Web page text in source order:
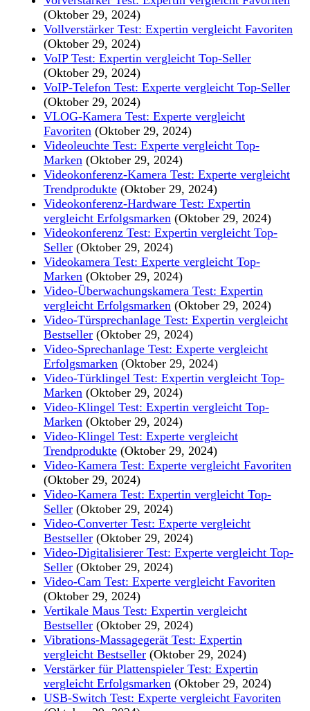
(Oktober 29, 2024)
Vollverstärker Test: Expertin vergleicht Favoriten
(Oktober 29, 2024)
VoIP Test: Expertin vergleicht Top-Seller
(Oktober 29, 2024)
VoIP-Telefon Test: Experte vergleicht Top-Seller
(Oktober 29, 2024)
VLOG-Kamera Test: Experte vergleicht
Favoriten (Oktober 29, 2024)
Videoleuchte Test: Experte vergleicht Top-
Marken (Oktober 29, 2024)
Videokonferenz-Kamera Test: Experte vergleicht
Trendprodukte (Oktober 29, 2024)
Videokonferenz-Hardware Test: Expertin
vergleicht Erfolgsmarken (Oktober 29, 2024)
Videokonferenz Test: Expertin vergleicht Top-
Seller (Oktober 29, 2024)
Videokamera Test: Experte vergleicht Top-
Marken (Oktober 29, 2024)
Video-Überwachungskamera Test: Expertin
vergleicht Erfolgsmarken (Oktober 29, 2024)
Video-Türsprechanlage Test: Expertin vergleicht
Bestseller (Oktober 29, 2024)
Video-Sprechanlage Test: Experte vergleicht
Erfolgsmarken (Oktober 29, 2024)
Video-Türklingel Test: Expertin vergleicht Top-
Marken (Oktober 29, 2024)
Video-Klingel Test: Expertin vergleicht Top-
Marken (Oktober 29, 2024)
Video-Klingel Test: Experte vergleicht
Trendprodukte (Oktober 29, 2024)
Video-Kamera Test: Experte vergleicht Favoriten
(Oktober 29, 2024)
Video-Kamera Test: Expertin vergleicht Top-
Seller (Oktober 29, 2024)
Video-Converter Test: Experte vergleicht
Bestseller (Oktober 29, 2024)
Video-Digitalisierer Test: Experte vergleicht Top-
Seller (Oktober 29, 2024)
Video-Cam Test: Experte vergleicht Favoriten
(Oktober 29, 2024)
Vertikale Maus Test: Expertin vergleicht
Bestseller (Oktober 29, 2024)
Vibrations-Massagegerät Test: Expertin
vergleicht Bestseller (Oktober 29, 2024)
Verstärker für Plattenspieler Test: Expertin
vergleicht Erfolgsmarken (Oktober 29, 2024)
USB-Switch Test: Experte vergleicht Favoriten